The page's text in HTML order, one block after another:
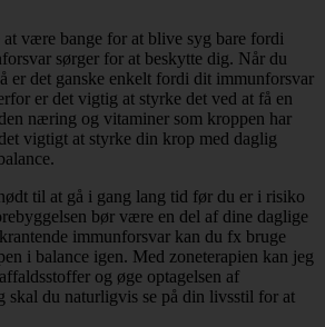
være bange for at blive syg bare fordi
sørger for at beskytte dig. Når du
er det ganske enkelt fordi dit immunforsvar
er det vigtig at styrke det ved at få en
næring og vitaminer som kroppen har
vigtigt at styrke din krop med daglig
til at gå i gang lang tid før du er i risiko
bør være en del af dine daglige
immunforsvar kan du fx bruge
i balance igen. Med zoneterapien kan jeg
og øge optagelsen af
skal du naturligvis se på din livsstil for at